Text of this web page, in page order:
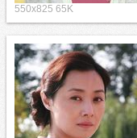
550x825 65K